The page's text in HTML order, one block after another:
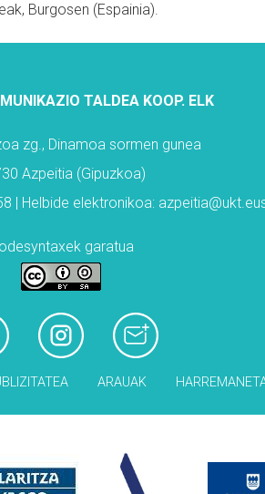
Burgosen (Espainia).
TALDEA KOOP. ELK
zg., Dinamoa sormen gunea
Azpeitia (Gipuzkoa)
| Helbide elektronikoa:
garatua
ARAUAK